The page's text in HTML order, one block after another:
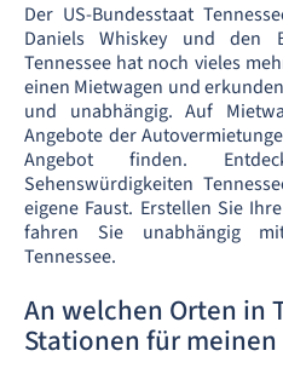
Der US-Bundesstaat
Daniels Whiskey und den
Tennessee hat noch vieles
einen Mietwagen und
und unabhängig. Auf
Angebote der
Angebot finden.
Sehenswürdigkeiten
eigene Faust. Erstellen Sie
fahren Sie unabhängig
Tennessee.
An welchen Orten in
Stationen für